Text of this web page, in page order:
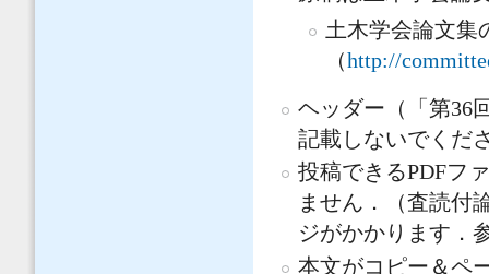
土木学会論文集
（http://
ヘッダー（「第36
記載しないでくだ
投稿できるPDFフ
ません．（査読付
ジがかかります．
本文がコピー＆ペ